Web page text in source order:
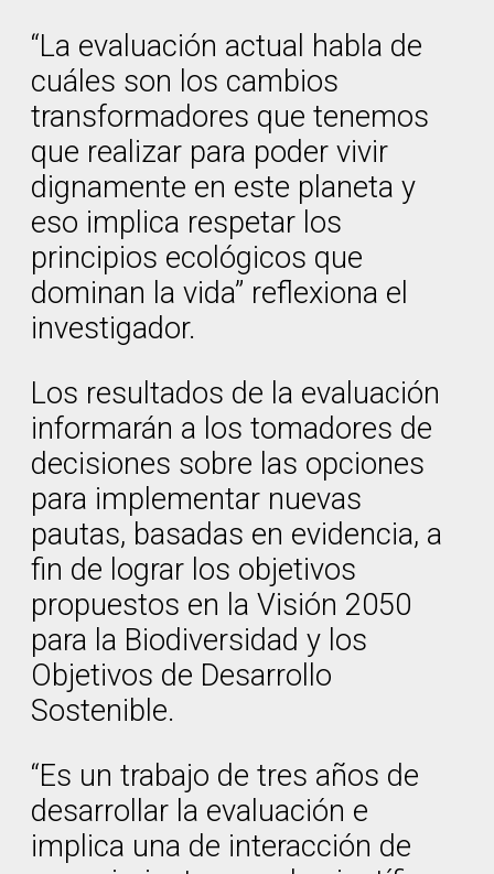
“La evaluación actual habla de
cuáles son los cambios
transformadores que tenemos
que realizar para poder vivir
dignamente en este planeta y
eso implica respetar los
principios ecológicos que
dominan la vida” reflexiona el
investigador.
Los resultados de la evaluación
informarán a los tomadores de
decisiones sobre las opciones
para implementar nuevas
pautas, basadas en evidencia, a
fin de lograr los objetivos
propuestos en la Visión 2050
para la Biodiversidad y los
Objetivos de Desarrollo
Sostenible.
“Es un trabajo de tres años de
desarrollar la evaluación e
implica una de interacción de